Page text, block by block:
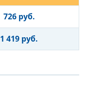
726 руб.
1 419 руб.